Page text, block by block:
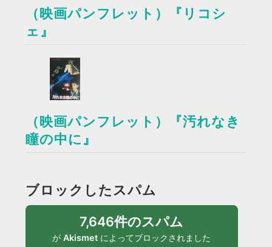
（映画パンフレット）『リコシ
ェ』
（映画パンフレット）『汚れなき
瞳の中に』
ブロックしたスパム
7,646件のスパム
がAkismet によってブロックされました